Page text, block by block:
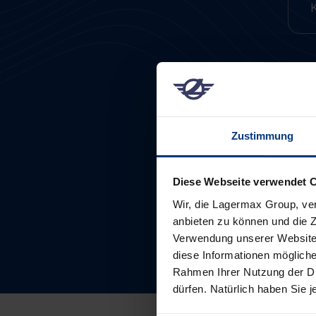
Zustimmung
Diese Webseite verwendet
Wir, die Lagermax Group,
anbieten zu können und die
Verwendung unserer
diese Informationen
Rahmen Ihrer Nutzung der
dürfen. Natürlich haben Sie